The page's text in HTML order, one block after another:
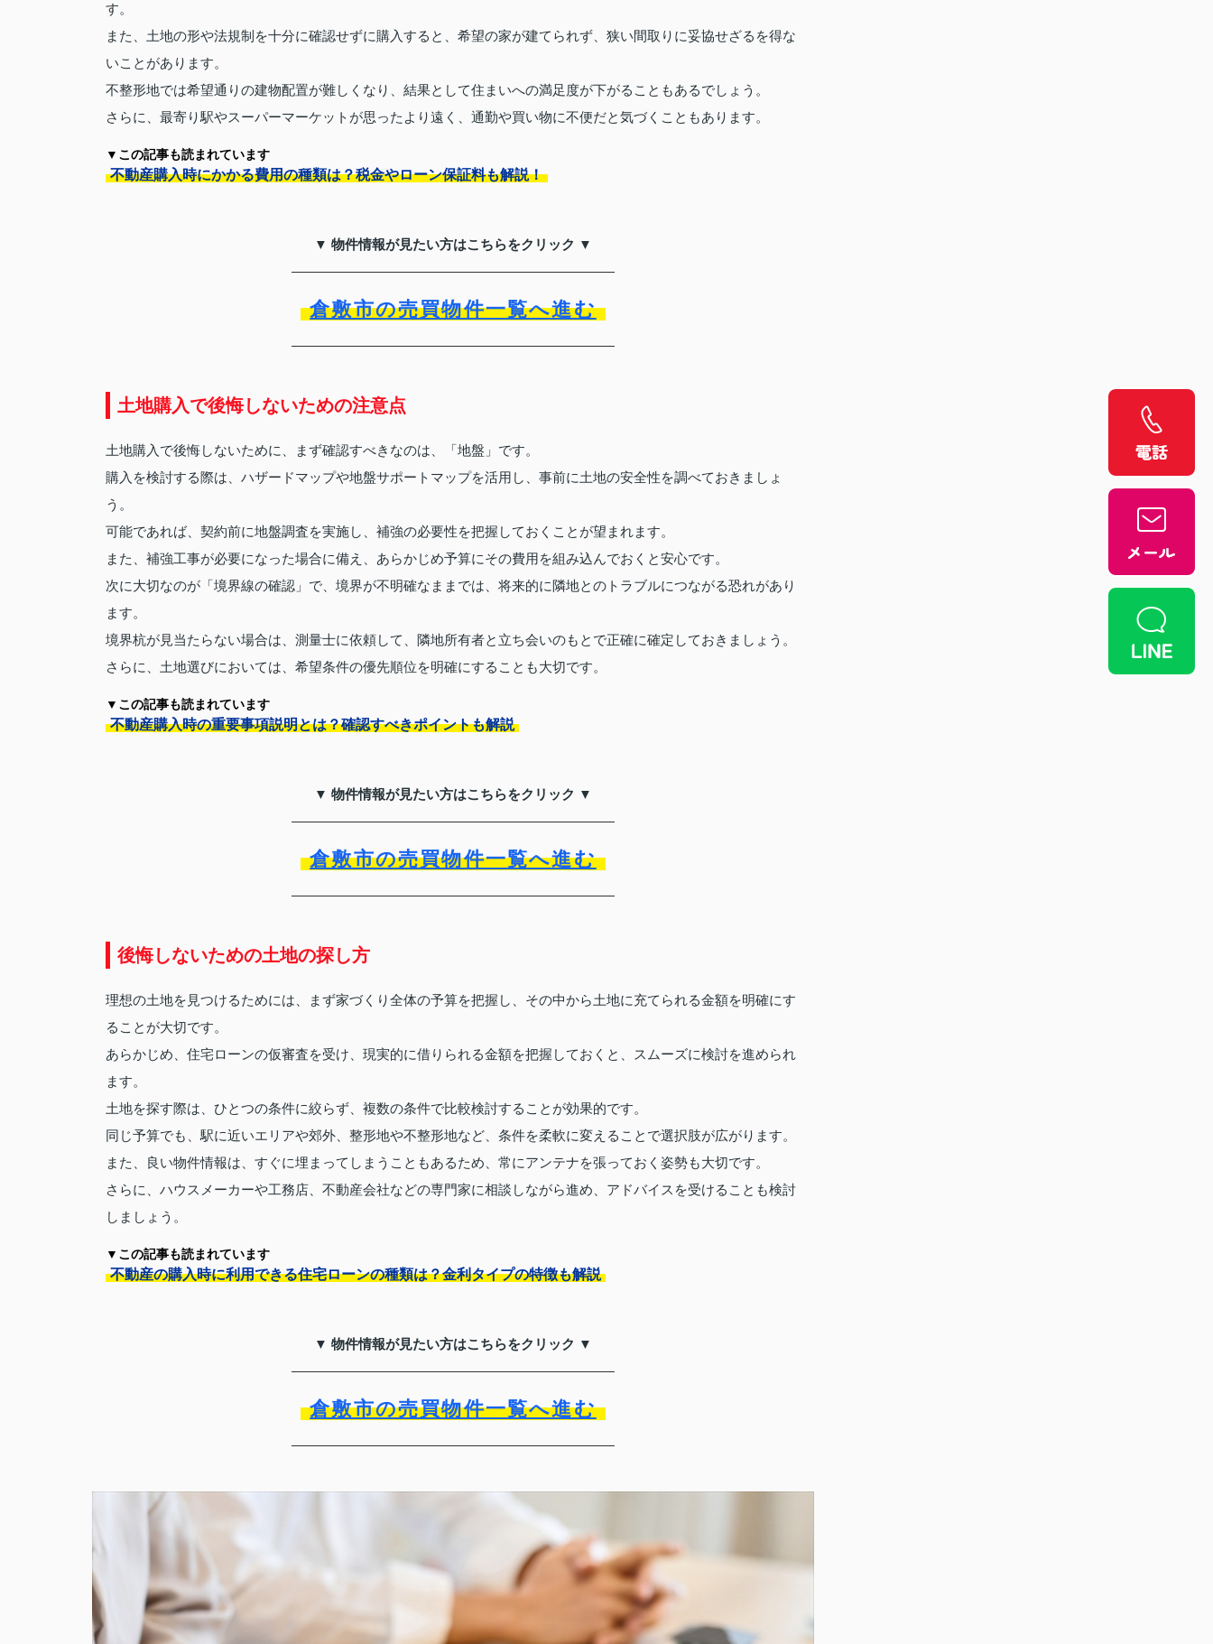
す。
また、土地の形や法規制を十分に確認せずに購入すると、希望の家が建てられず、狭い間取りに妥協せざるを得な
いことがあります。
不整形地では希望通りの建物配置が難しくなり、結果として住まいへの満足度が下がることもあるでしょう。
さらに、最寄り駅やスーパーマーケットが思ったより遠く、通勤や買い物に不便だと気づくこともあります。
▼この記事も読まれています
不動産購入時にかかる費用の種類は？税金やローン保証料も解説！
▼ 物件情報が見たい方はこちらをクリック ▼
倉敷市の売買物件一覧へ進む
土地購入で後悔しないための注意点
土地購入で後悔しないために、まず確認すべきなのは、「地盤」です。
購入を検討する際は、ハザードマップや地盤サポートマップを活用し、事前に土地の安全性を調べておきましょ
う。
可能であれば、契約前に地盤調査を実施し、補強の必要性を把握しておくことが望まれます。
また、補強工事が必要になった場合に備え、あらかじめ予算にその費用を組み込んでおくと安心です。
次に大切なのが「境界線の確認」で、境界が不明確なままでは、将来的に隣地とのトラブルにつながる恐れがあり
ます。
境界杭が見当たらない場合は、測量士に依頼して、隣地所有者と立ち会いのもとで正確に確定しておきましょう。
さらに、土地選びにおいては、希望条件の優先順位を明確にすることも大切です。
▼この記事も読まれています
不動産購入時の重要事項説明とは？確認すべきポイントも解説
▼ 物件情報が見たい方はこちらをクリック ▼
倉敷市の売買物件一覧へ進む
後悔しないための土地の探し方
理想の土地を見つけるためには、まず家づくり全体の予算を把握し、その中から土地に充てられる金額を明確にす
ることが大切です。
あらかじめ、住宅ローンの仮審査を受け、現実的に借りられる金額を把握しておくと、スムーズに検討を進められ
ます。
土地を探す際は、ひとつの条件に絞らず、複数の条件で比較検討することが効果的です。
同じ予算でも、駅に近いエリアや郊外、整形地や不整形地など、条件を柔軟に変えることで選択肢が広がります。
また、良い物件情報は、すぐに埋まってしまうこともあるため、常にアンテナを張っておく姿勢も大切です。
さらに、ハウスメーカーや工務店、不動産会社などの専門家に相談しながら進め、アドバイスを受けることも検討
しましょう。
▼この記事も読まれています
不動産の購入時に利用できる住宅ローンの種類は？金利タイプの特徴も解説
▼ 物件情報が見たい方はこちらをクリック ▼
倉敷市の売買物件一覧へ進む